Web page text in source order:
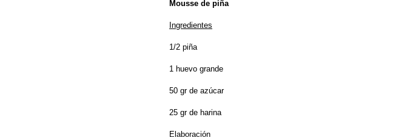
Mousse de piña
Ingredientes
1/2 piña
1 huevo grande
50 gr de azúcar
25 gr de harina
Elaboración